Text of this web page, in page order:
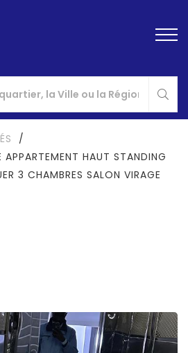
/
APPARTEMENT HAUT STANDING
3 CHAMBRES SALON VIRAGE